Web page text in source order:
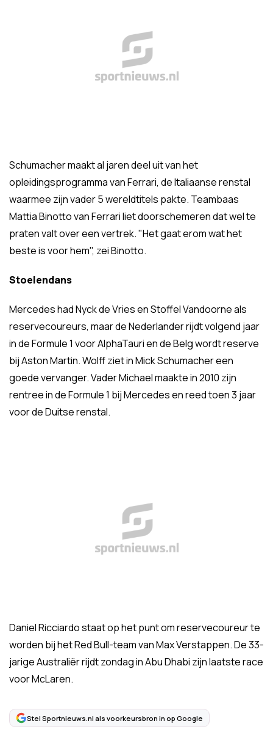
Schumacher maakt al jaren deel uit van het
opleidingsprogramma van Ferrari, de Italiaanse renstal
waarmee zijn vader 5 wereldtitels pakte. Teambaas
Mattia Binotto van Ferrari liet doorschemeren dat wel te
praten valt over een vertrek. "Het gaat erom wat het
beste is voor hem", zei Binotto.
Stoelendans
Mercedes had Nyck de Vries en Stoffel Vandoorne als
reservecoureurs, maar de Nederlander rijdt volgend jaar
in de Formule 1 voor AlphaTauri en de Belg wordt reserve
bij Aston Martin. Wolff ziet in Mick Schumacher een
goede vervanger. Vader Michael maakte in 2010 zijn
rentree in de Formule 1 bij Mercedes en reed toen 3 jaar
voor de Duitse renstal.
Daniel Ricciardo staat op het punt om reservecoureur te
worden bij het Red Bull-team van Max Verstappen. De 33-
jarige Australiër rijdt zondag in Abu Dhabi zijn laatste race
voor McLaren.
Stel Sportnieuws.nl als voorkeursbron in op Google